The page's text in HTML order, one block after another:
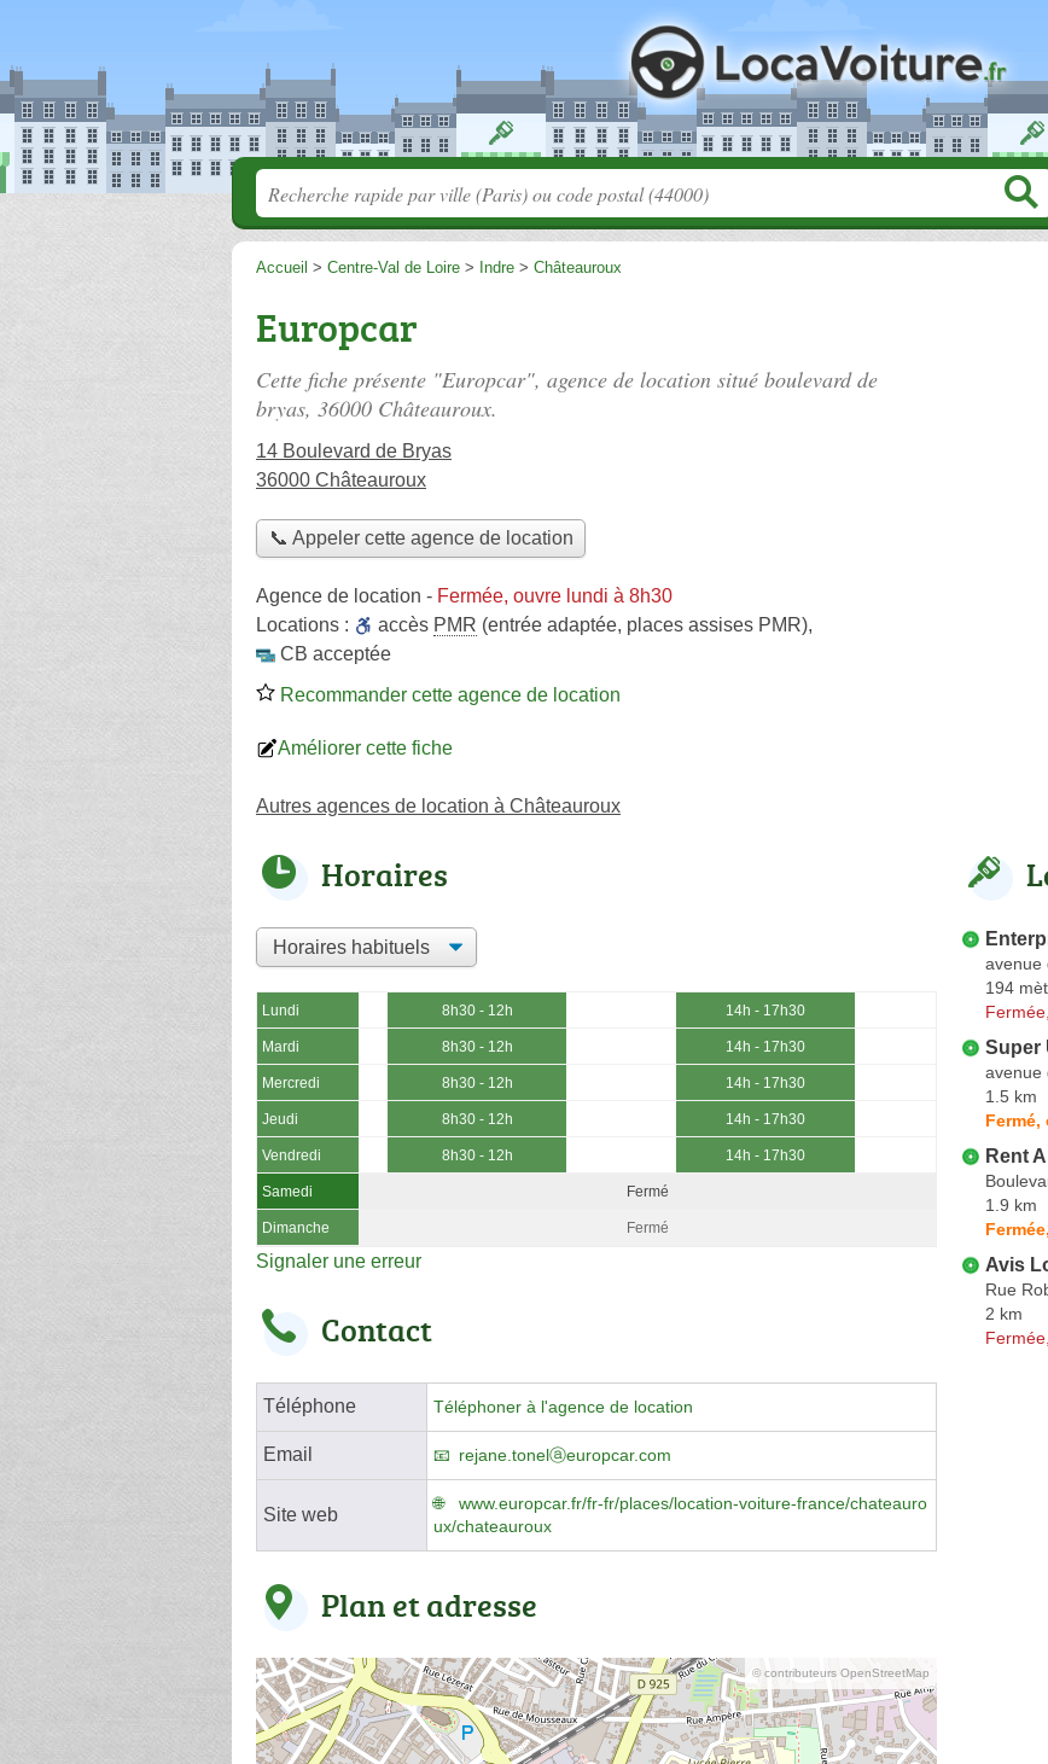
Accueil > Centre-Val de Loire > Indre > Châteauroux
Europcar
Cette fiche présente "Europcar", agence de location situé boulevard de
bryas, 36000 Châteauroux.
14 Boulevard de Bryas
36000 Châteauroux
📞 Appeler cette agence de location
Agence de location - Fermée, ouvre lundi à 8h30
Locations :
accès PMR (entrée adaptée, places assises PMR),
CB acceptée
Recommander cette agence de location
Améliorer cette fiche
Autres agences de location à Châteauroux
Horaires
Lundi 8h30 - 12h 14h - 17h30
Mardi 8h30 - 12h 14h - 17h30
Mercredi 8h30 - 12h 14h - 17h30
Jeudi 8h30 - 12h 14h - 17h30
Vendredi 8h30 - 12h 14h - 17h30
Samedi Fermé
Dimanche Fermé
Signaler une erreur
Contact
Téléphone Téléphoner à l'agence de location
Email rejane.tonelⓐeuropcar.com
Site web
www.europcar.fr/fr-fr/places/location-voiture-france/chateauro
ux/chateauroux
Plan et adresse
© contributeurs OpenStreetMap
avenue
194
Super
avenue
1.5 km
Fermé,
Rent
1.9 km
Avis
Rue
2 km